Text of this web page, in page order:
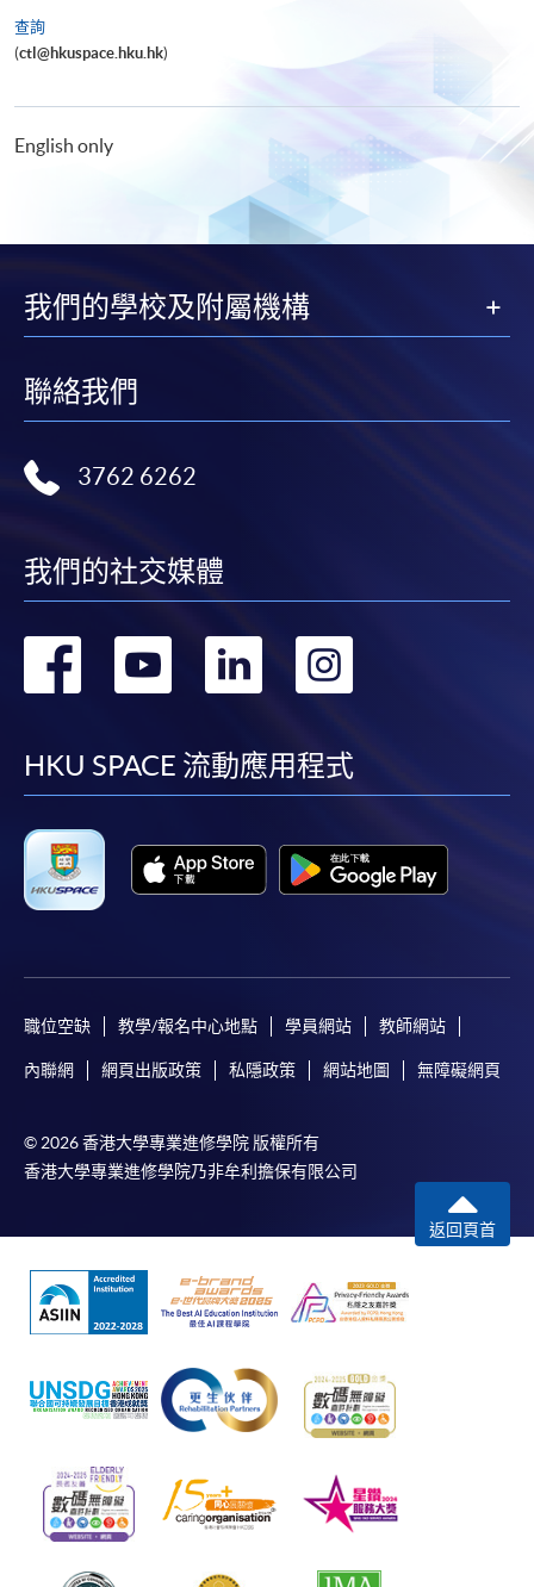
查詢
(ctl@hkuspace.hku.hk)
English only
我們的學校及附屬機構
聯絡我們
3762 6262
我們的社交媒體
轉
facebook
轉
youtube
轉
linkedin
轉
HKU SPACE 流動應用程式
職位空缺 教學/報名中心地點 學員網站 教師網站
內聯網 網頁出版政策 私隱政策 網站地圖 無障礙網頁
© 2026 香港大學專業進修學院 版權所有
香港大學專業進修學院乃非牟利擔保有限公司
返回頁首